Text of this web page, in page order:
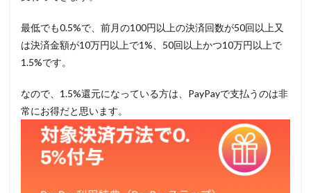
最低でも0.5%で、前月の100円以上の決済回数が50回以上又
は決済金額が10万円以上で1%、50回以上かつ10万円以上で
1.5%です。
なので、1.5%還元になっている方は、PayPayで支払うのは非
常にお得だと思います。